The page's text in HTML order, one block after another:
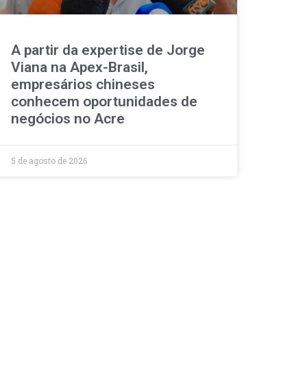
A partir da expertise de Jorge
Viana na Apex-Brasil,
empresários chineses
conhecem oportunidades de
negócios no Acre
5 de agosto de 2026